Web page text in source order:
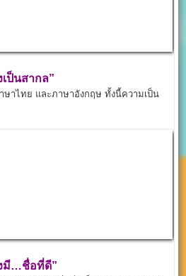
เป็นสากล”
าไทย และภาษาอังกฤษ ทั้งนี้ความเป็น
มี…ชื่อที่ดี”